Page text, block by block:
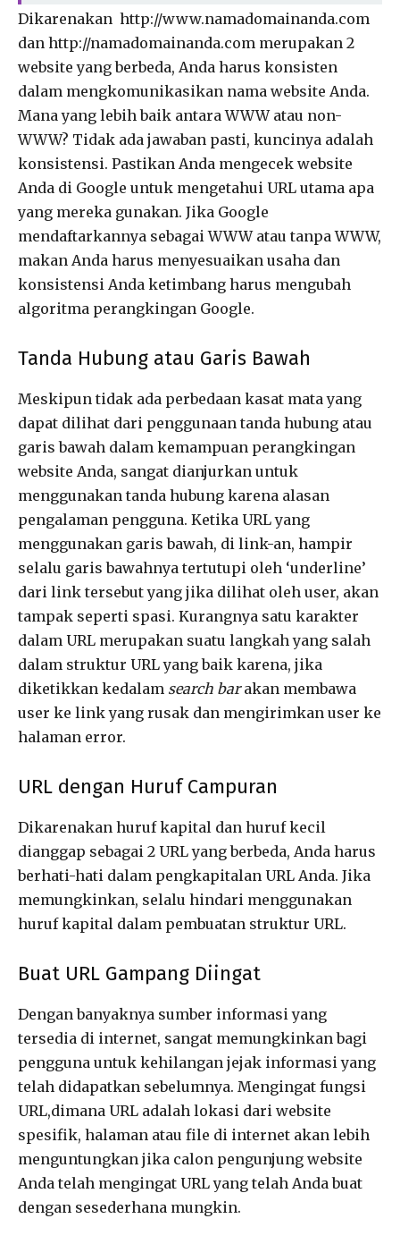
Dikarenakan http://www.namadomainanda.com
dan http://namadomainanda.com merupakan 2
website yang berbeda, Anda harus konsisten
dalam mengkomunikasikan nama website Anda.
Mana yang lebih baik antara WWW atau non-
WWW? Tidak ada jawaban pasti, kuncinya adalah
konsistensi. Pastikan Anda mengecek website
Anda di Google untuk mengetahui URL utama apa
yang mereka gunakan. Jika Google
mendaftarkannya sebagai WWW atau tanpa WWW,
makan Anda harus menyesuaikan usaha dan
konsistensi Anda ketimbang harus mengubah
algoritma perangkingan Google.
Tanda Hubung atau Garis Bawah
Meskipun tidak ada perbedaan kasat mata yang
dapat dilihat dari penggunaan tanda hubung atau
garis bawah dalam kemampuan perangkingan
website Anda, sangat dianjurkan untuk
menggunakan tanda hubung karena alasan
pengalaman pengguna. Ketika URL yang
menggunakan garis bawah, di link-an, hampir
selalu garis bawahnya tertutupi oleh ‘underline’
dari link tersebut yang jika dilihat oleh user, akan
tampak seperti spasi. Kurangnya satu karakter
dalam URL merupakan suatu langkah yang salah
dalam struktur URL yang baik karena, jika
diketikkan kedalam search barakan membawa
user ke link yang rusak dan mengirimkan user ke
halaman error.
URL dengan Huruf Campuran
Dikarenakan huruf kapital dan huruf kecil
dianggap sebagai 2 URL yang berbeda, Anda harus
berhati-hati dalam pengkapitalan URL Anda. Jika
memungkinkan, selalu hindari menggunakan
huruf kapital dalam pembuatan struktur URL.
Buat URL Gampang Diingat
Dengan banyaknya sumber informasi yang
tersedia di internet, sangat memungkinkan bagi
pengguna untuk kehilangan jejak informasi yang
telah didapatkan sebelumnya. Mengingat fungsi
URL,dimana URL adalah lokasi dari website
spesifik, halaman atau file di internet akan lebih
menguntungkan jika calon pengunjung website
Anda telah mengingat URL yang telah Anda buat
dengan sesederhana mungkin.